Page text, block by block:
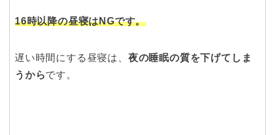
16時以降の昼寝はNGです。
遅い時間にする昼寝は、 夜の睡眠の質を下げてしま
うからです。